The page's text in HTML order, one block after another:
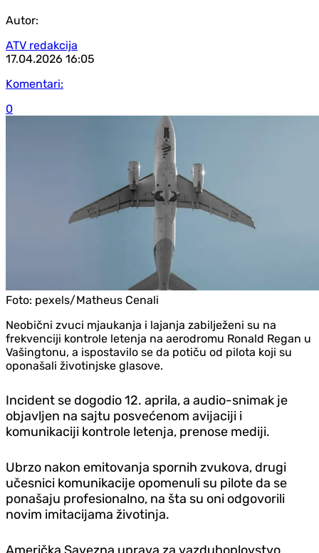
Autor:
ATV redakcija
17.04.2026 16:05
Komentari:
0
Foto: pexels/Matheus Cenali
Neobični zvuci mjaukanja i lajanja zabilježeni su na
frekvenciji kontrole letenja na aerodromu Ronald Regan u
Vašingtonu, a ispostavilo se da potiču od pilota koji su
oponašali životinjske glasove.
Incident se dogodio 12. aprila, a audio-snimak je
objavljen na sajtu posvećenom avijaciji i
komunikaciji kontrole letenja, prenose mediji.
Ubrzo nakon emitovanja spornih zvukova, drugi
učesnici komunikacije opomenuli su pilote da se
ponašaju profesionalno, na šta su oni odgovorili
novim imitacijama životinja.